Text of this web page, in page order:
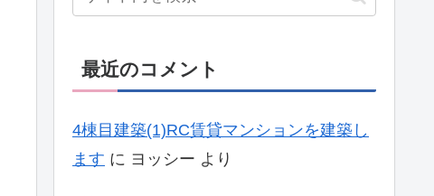
最近のコメント
4棟目建築(1)RC賃貸マンションを建築し
ます に ヨッシー より